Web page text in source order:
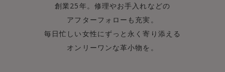
創業25年。修理やお手入れなどの
アフターフォローも充実。
毎日忙しい女性にずっと永く寄り添える
オンリーワンな革小物を。